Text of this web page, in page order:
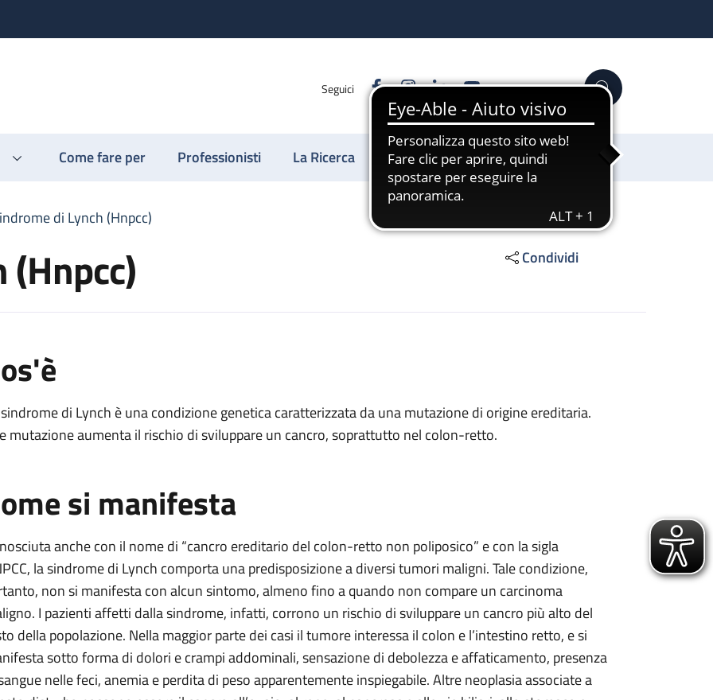
Seguici FacebookInstagram
LinkedinYouTube Cerca
Come fare per Professionisti La Ricerca Sostienici
di Lynch (Hnpcc)
(Hnpcc) Condividi
(Hnpcc)
di Lynch è una condizione genetica caratterizzata da una mutazione di origine ereditaria.
mutazione aumenta il rischio di sviluppare un cancro, soprattutto nel colon-retto.
si manifesta
anche con il nome di “cancro ereditario del colon-retto non poliposico” e con la sigla
la sindrome di Lynch comporta una predisposizione a diversi tumori maligni. Tale condizione,
non si manifesta con alcun sintomo, almeno fino a quando non compare un carcinoma
I pazienti affetti dalla sindrome, infatti, corrono un rischio di sviluppare un cancro più alto del
della popolazione. Nella maggior parte dei casi il tumore interessa il colon e l’intestino retto, e si
sotto forma di dolori e crampi addominali, sensazione di debolezza e affaticamento, presenza
nelle feci, anemia e perdita di peso apparentemente inspiegabile. Altre neoplasia associate a